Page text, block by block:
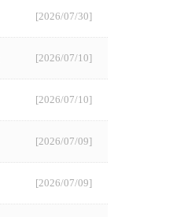
[2026/07/30]
[2026/07/10]
[2026/07/10]
[2026/07/09]
[2026/07/09]